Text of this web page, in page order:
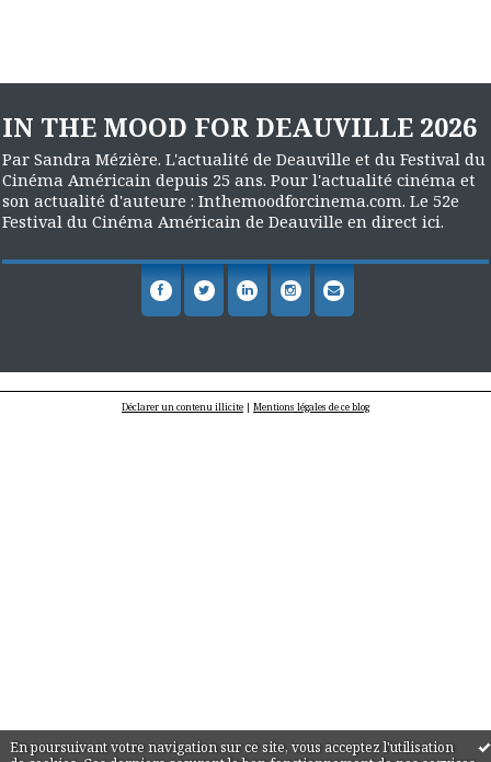
En poursuivant votre navigation sur ce site, vous acceptez l'utilisation
IN THE MOOD FOR DEAUVILLE 2026
Par Sandra Mézière. L'actualité de Deauville et du Festival du
Cinéma Américain depuis 25 ans. Pour l'actualité cinéma et
son actualité d'auteure : Inthemoodforcinema.com. Le 52e
Festival du Cinéma Américain de Deauville en direct ici.
Déclarer un contenu illicite | Mentions légales de ce blog